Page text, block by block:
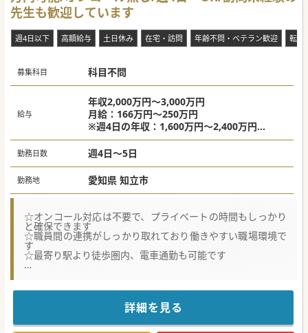
先生も歓迎しています
週4日以下 高額給与 土日休み 在宅・訪問 年齢不問・ベテラン歓迎 転科
募集科目 科目不問
給与
年収2,000万円～3,000万円
月給：166万円～250万円
※週4日の年収：1,600万円～2,400万円
※ご経験やスキルによっては更なる好条件も
可能です
勤務日数 週4日～5日
勤務地 愛知県 知立市
☆オンコール対応は不要で、プライベートの時間もしっかり
と確保できます
☆職員間の連携がしっかり取れており働きやすい職場環境で
す
☆最寄り駅より徒歩圏内、電車通勤も可能です
す。
内科・外科の対応が可能な院長のもとで研鑽を積むことが可
お気軽にお問い合わせください。
詳細を見る